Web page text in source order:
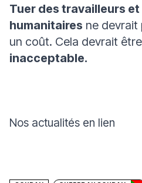
Tuer des travailleurs
humanitaires ne devrait
un coût. Cela devrait être
inacceptable.
Nos actualités en lien